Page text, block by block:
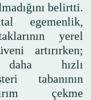
belirtti.
egemenlik,
yerel
artırırken;
hızlı
tabanının
çekme